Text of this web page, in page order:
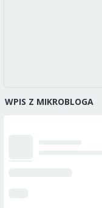
WPIS Z MIKROBLOGA